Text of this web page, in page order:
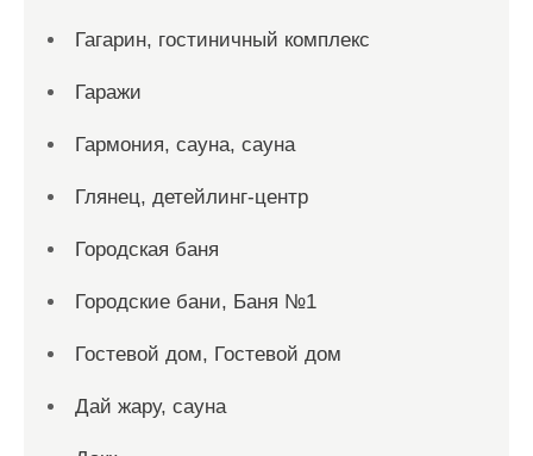
Гагарин, гостиничный комплекс
Гаражи
Гармония, сауна, сауна
Глянец, детейлинг-центр
Городская баня
Городские бани, Баня №1
Гостевой дом, Гостевой дом
Дай жару, сауна